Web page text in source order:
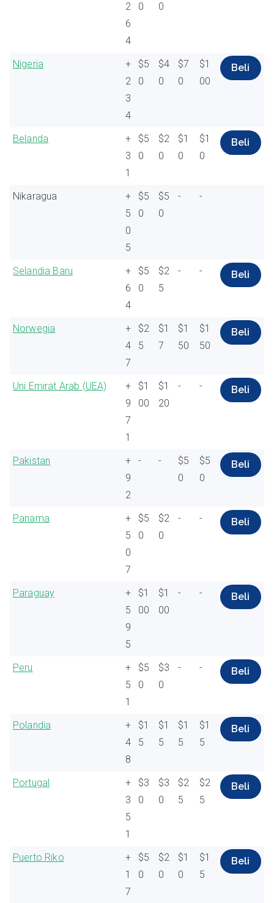
2
6
4
0
0
Nigeria
+
2
3
4
$5
0
$4
0
$7
0
$1
00
Beli
Belanda
+
3
1
$5
0
$2
0
$1
0
$1
0
Beli
Nikaragua
+
5
0
5
$5
0
$5
0
- -
Selandia Baru
+
6
4
$5
0
$2
5
- - Beli
Norwegia
+
4
7
$2
5
$1
7
$1
50
$1
50
Beli
Uni Emirat Arab (UEA)
+
9
7
1
$1
00
$1
20
- - Beli
Pakistan
+
9
2
- -
$5
0
$5
0
Beli
Panama
+
5
0
7
$5
0
$2
0
- - Beli
Paraguay
+
5
9
5
$1
00
$1
00
- - Beli
Peru
+
5
1
$5
0
$3
0
- - Beli
Polandia
+
4
8
$1
5
$1
5
$1
5
$1
5
Beli
Portugal
+
3
5
1
$3
0
$3
0
$2
5
$2
5
Beli
Puerto Riko
+
1
7
$5
0
$2
0
$1
0
$1
5
Beli